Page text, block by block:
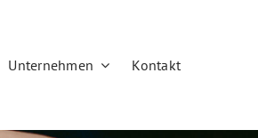
Unternehmen Kontakt